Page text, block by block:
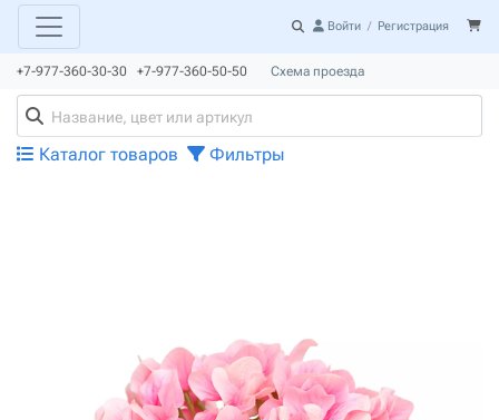
Войти / Регистрация
+7-977-360-30-30 +7-977-360-50-50 Схема проезда
Каталог товаров Фильтры